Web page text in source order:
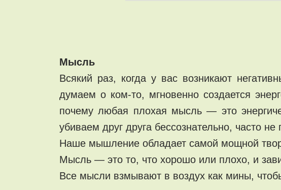
Мысль
Всякий раз, когда у вас возникают
думаем о ком-то, мгновенно создается
почему любая плохая мысль — это
убиваем друг друга бессознательно, часто не
Наше мышление обладает самой мощной
Мысль — это то, что хорошо или плохо, и
Все мысли взмывают в воздух как мины,